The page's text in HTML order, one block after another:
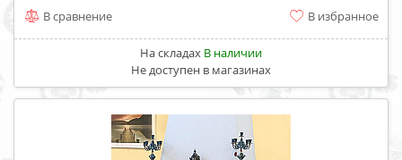
В сравнение В избранное
На складах В наличии
Не доступен в магазинах